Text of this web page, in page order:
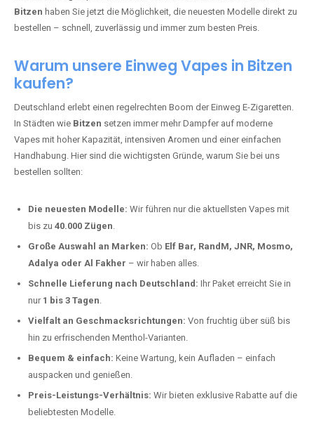
Bitzen haben Sie jetzt die Möglichkeit, die neuesten Modelle direkt zu
bestellen – schnell, zuverlässig und immer zum besten Preis.
Warum unsere Einweg Vapes in Bitzen
kaufen?
Deutschland erlebt einen regelrechten Boom der Einweg E-Zigaretten.
In Städten wie Bitzen setzen immer mehr Dampfer auf moderne
Vapes mit hoher Kapazität, intensiven Aromen und einer einfachen
Handhabung. Hier sind die wichtigsten Gründe, warum Sie bei uns
bestellen sollten:
Die neuesten Modelle: Wir führen nur die aktuellsten Vapes mit
bis zu 40.000 Zügen
Große Auswahl an Marken: Ob Elf Bar, RandM, JNR, Mosmo,
Adalya oder Al Fakher – wir haben alles.
Schnelle Lieferung nach Deutschland: Ihr Paket erreicht Sie in
nur 1 bis 3 Tagen
Vielfalt an Geschmacksrichtungen: Von fruchtig über süß bis
hin zu erfrischenden Menthol-Varianten.
Bequem & einfach: Keine Wartung, kein Aufladen – einfach
auspacken und genießen.
Preis-Leistungs-Verhältnis: Wir bieten exklusive Rabatte auf die
beliebtesten Modelle.